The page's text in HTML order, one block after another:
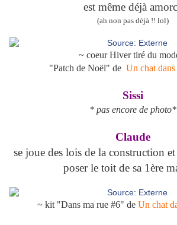
est même déjà
(ah non pas déjà !! lol)
~ coeur Hiver tiré du
"Patch de Noël" de Un chat
Sissi
* pas encore de photo*
Claude
se joue des lois de la construction
poser le toit de sa 1ère
~ kit "Dans ma rue #6" de Un chat